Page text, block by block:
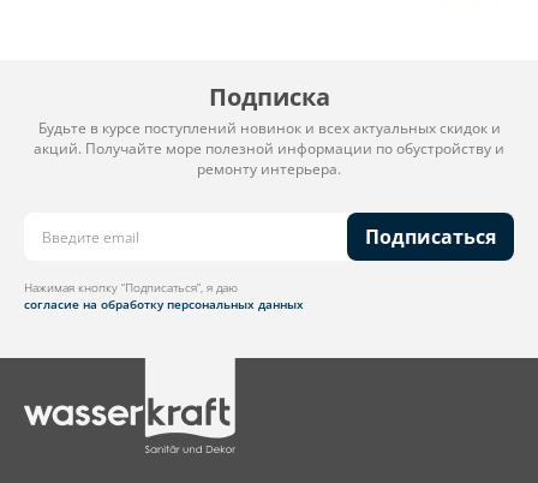
Подписка
Будьте в курсе поступлений новинок и всех актуальных скидок и
акций. Получайте море полезной информации по обустройству и
ремонту интерьера.
Подписаться
Нажимая кнопку “Подписаться”, я даю
согласие на обработку персональных данных